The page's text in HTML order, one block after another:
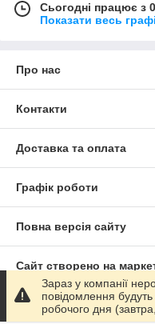
Сьогодні працює з
Показати весь
Про нас
Контакти
Доставка та оплата
Графік роботи
Повна версія сайту
Сайт створено на
Політика
Зараз у компанії
повідомлення
робочого дня